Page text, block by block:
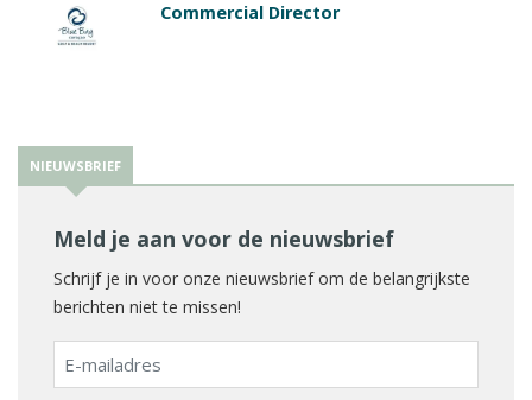
Commercial Director
NIEUWSBRIEF
Meld je aan voor de nieuwsbrief
Schrijf je in voor onze nieuwsbrief om de belangrijkste
berichten niet te missen!
E-
mailadres